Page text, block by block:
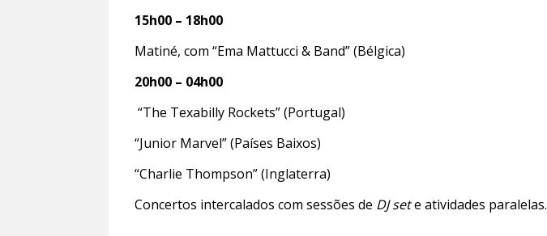
15h00 – 18h00
Matiné, com “Ema Mattucci & Band” (Bélgica)
20h00 – 04h00
“The Texabilly Rockets” (Portugal)
“Junior Marvel” (Países Baixos)
“Charlie Thompson” (Inglaterra)
Concertos intercalados com sessões de DJ sete atividades paralelas.